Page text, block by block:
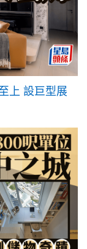
上 設巨型展